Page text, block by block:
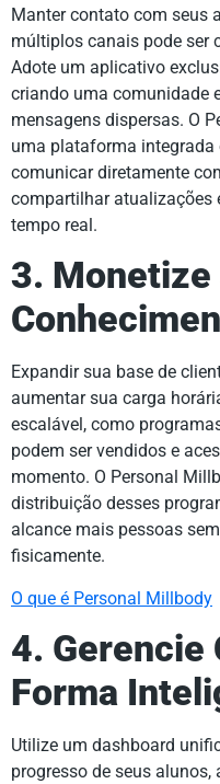
Manter contato com seus
múltiplos canais pode ser
Adote um aplicativo
criando uma comunidade
mensagens dispersas. O
uma plataforma integrada
comunicar diretamente
compartilhar atualizações
tempo real.
3. Monetize
Expandir sua base de
aumentar sua carga
escalável, como
podem ser vendidos e
momento. O Personal
distribuição desses
alcance mais pessoas
fisicamente.
O que é Personal Millbody
4. Gerencie
Forma
Utilize um dashboard
progresso de seus alunos,